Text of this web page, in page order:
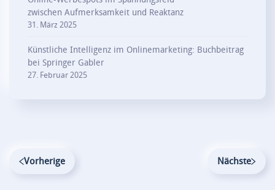
zwischen Aufmerksamkeit und Reaktanz
31. März 2025
Künstliche Intelligenz im Onlinemarketing: Buchbeitrag
bei Springer Gabler
27. Februar 2025
Vorherige Nächste